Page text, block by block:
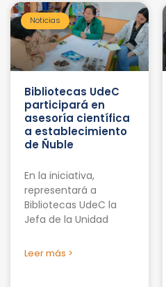
Noticias
Bibliotecas UdeC
participará en
asesoría científica
a establecimiento
de Ñuble
En la iniciativa,
representará a
Bibliotecas UdeC la
Jefa de la Unidad
Leer más >